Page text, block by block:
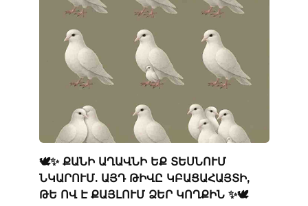
🕊️✨ ՔԱՆԻ ԱՂԱՎՆԻ ԵՔ ՏԵՍՆՈՒՄ
ՆԿԱՐՈՒՄ. ԱՅԴ ԹԻՎԸ ԿԲԱՑԱՀԱՅՏԻ,
ԹԵ ՈՎ Է ՔԱՅԼՈՒՄ ՁԵՐ ԿՈՂՔԻՆ ✨🕊️